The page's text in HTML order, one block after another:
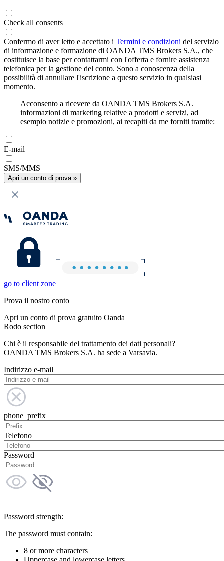
Check all consents
Confermo di aver letto e accettato i Termini e condizioni del servizio
di informazione e formazione di OANDA TMS Brokers S.A., che
costituisce la base per contattarmi con l'offerta e fornire assistenza
telefonica per la gestione del conto. Sono a conoscenza della
possibilità di annullare l'iscrizione a questo servizio in qualsiasi
momento.
Acconsento a ricevere da OANDA TMS Brokers S.A.
informazioni di marketing relative a prodotti e servizi, ad
esempio notizie e promozioni, ai recapiti da me forniti tramite:
E-mail
SMS/MMS
Apri un conto di prova »
go to client zone
Prova il nostro conto
Apri un conto di prova gratuito Oanda
Rodo section
Chi è il responsabile del trattamento dei dati personali?
OANDA TMS Brokers S.A. ha sede a Varsavia.
Indirizzo e-mail
phone_prefix
Telefono
Password
Password strength:
The password must contain:
8 or more characters